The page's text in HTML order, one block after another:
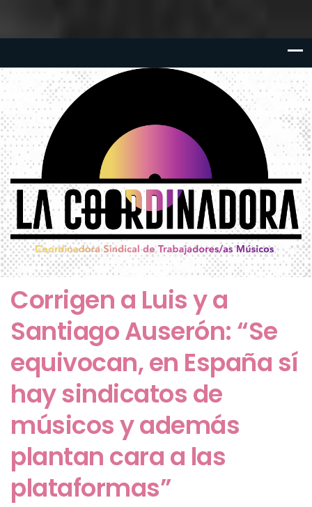
Corrigen a Luis y a
Santiago Auserón: “Se
equivocan, en España sí
hay sindicatos de
músicos y además
plantan cara a las
plataformas”